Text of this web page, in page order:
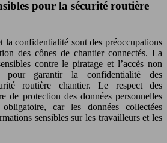
pour la sécurité routière
la confidentialité sont des préoccupations
des cônes de chantier connectés. La
contre le piratage et l’accès non
pour garantir la confidentialité des
routière chantier. Le respect des
de protection des données personnelles
car les données collectées
sensibles sur les travailleurs et les